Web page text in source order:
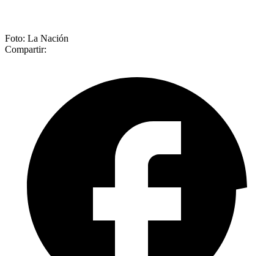
Foto: La Nación
Compartir: